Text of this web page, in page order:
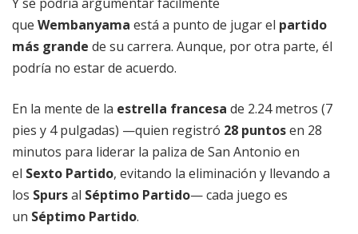
que Wembanyama está a punto de jugar el partido
más grande de su carrera. Aunque, por otra parte, él
podría no estar de acuerdo.
En la mente de la estrella francesa de 2.24 metros (7
pies y 4 pulgadas) —quien registró 28 puntosen 28
minutos para liderar la paliza de San Antonio en
el Sexto Partido, evitando la eliminación y llevando a
los Spursal Séptimo Partido— cada juego es
un Séptimo Partido.